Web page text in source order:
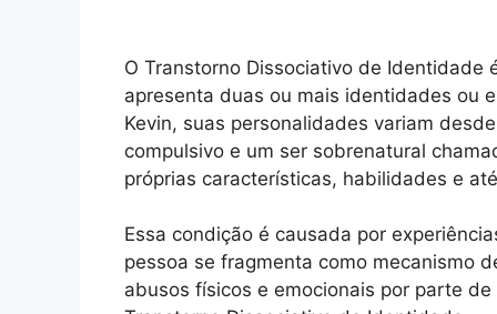
O Transtorno Dissociativo de Identidade
apresenta duas ou mais identidades ou
Kevin, suas personalidades variam
compulsivo e um ser sobrenatural
próprias características, habilidades e
Essa condição é causada por
pessoa se fragmenta como mecanismo
abusos físicos e emocionais por parte